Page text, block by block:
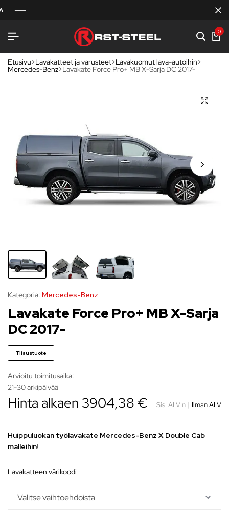
0
Etusivu Lavakatteet ja varusteet Lavakuomut lava-autoihin
Mercedes-Benz Lavakate Force Pro+ MB X-Sarja DC 2017-
Kategoria: Mercedes-Benz
Lavakate Force Pro+ MB X-Sarja
DC 2017-
Tilaustuote
Arvioitu toimitusaika:
21-30 arkipäivää
Hinta alkaen 3904,38 € Sis. ALV:n | Ilman ALV
Huippuluokan työlavakate Mercedes-Benz X Double Cab
malleihin!
lavakatteen värikoodi